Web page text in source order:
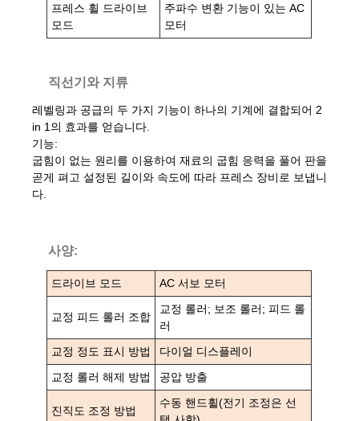
프레스 휠 드라이브
모드
주파수 변환 기능이 있는 AC
모터
직선기와 지류
레벨링과 공급의 두 가지 기능이 하나의 기계에 결합되어 2
in 1의 효과를 얻습니다.
기능:
굽힘이 없는 원리를 이용하여 재료의 굽힘 응력을 풀어 판을
곧게 펴고 설정된 길이와 속도에 따라 프레스 장비로 보냅니
다.
사양:
드라이브 모드 AC 서보 모터
교정 피드 롤러 조합
교정 롤러; 보조 롤러; 피드 롤
러
교정 정도 표시 방법
다이얼 디스플레이
교정 롤러 해제 방법
공압 방출
진직도 조정 방법
수동 핸드휠(전기 조정은 선